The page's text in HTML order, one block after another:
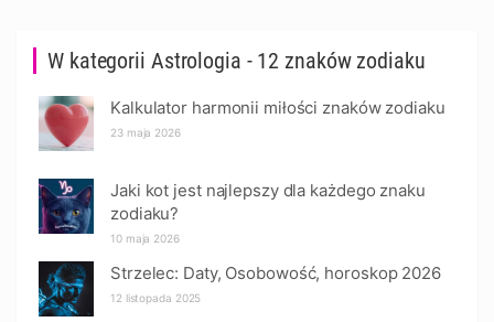
W kategorii Astrologia - 12 znaków zodiaku
Kalkulator harmonii miłości znaków zodiaku
23 maja 2026
Jaki kot jest najlepszy dla każdego znaku
zodiaku?
10 maja 2026
Strzelec: Daty, Osobowość, horoskop 2026
12 listopada 2025